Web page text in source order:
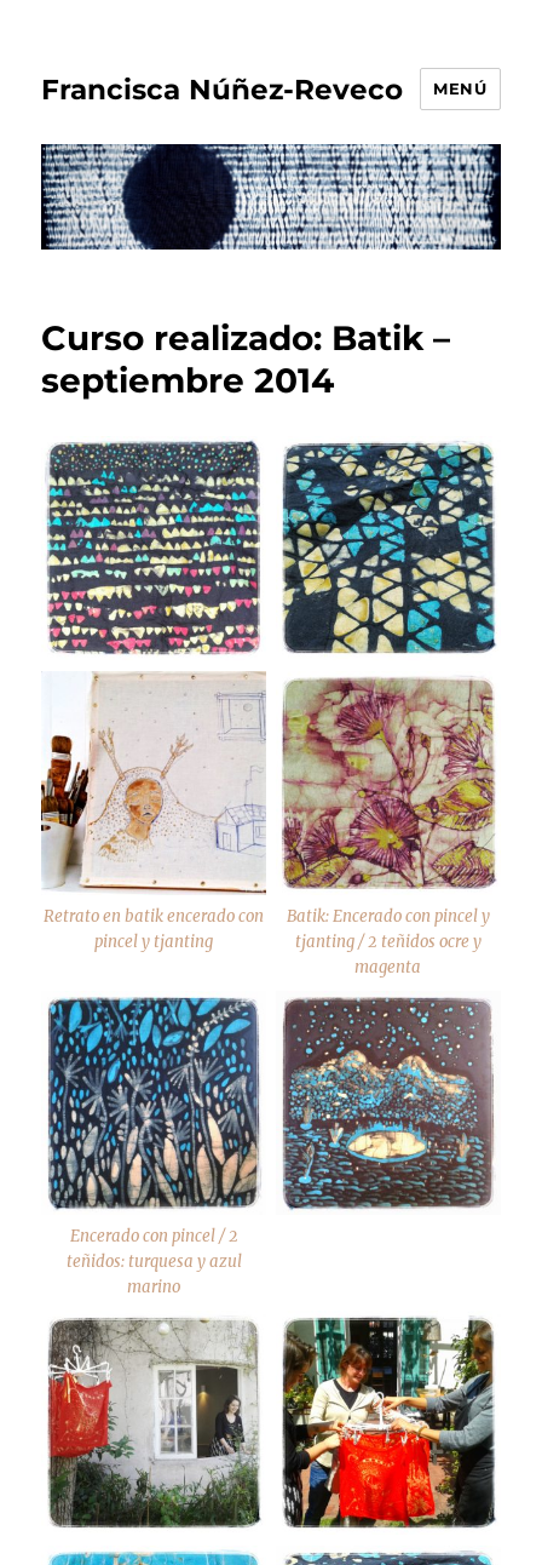
Francisca Núñez-Reveco MENÚ
Curso realizado: Batik –
septiembre 2014
Retrato en batik encerado con
pincel y tjanting
Batik: Encerado con pincel y
tjanting / 2 teñidos ocre y
magenta
Encerado con pincel / 2
teñidos: turquesa y azul
marino